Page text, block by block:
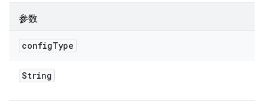
参数
configType
String